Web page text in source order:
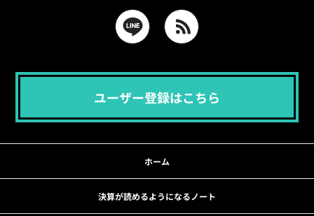
ユーザー登録はこちら
ホーム
決算が読めるようになるノート